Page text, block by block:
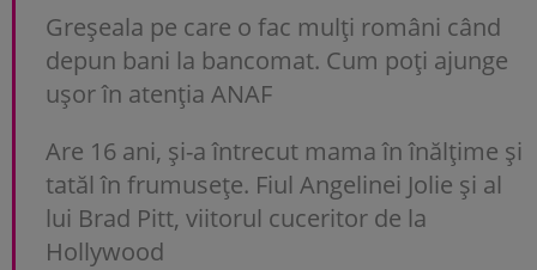
Greșeala pe care o fac mulți români când
depun bani la bancomat. Cum poți ajunge
uşor în atenția ANAF
Are 16 ani, și-a întrecut mama în înălțime și
tatăl în frumusețe. Fiul Angelinei Jolie și al
lui Brad Pitt, viitorul cuceritor de la
Hollywood